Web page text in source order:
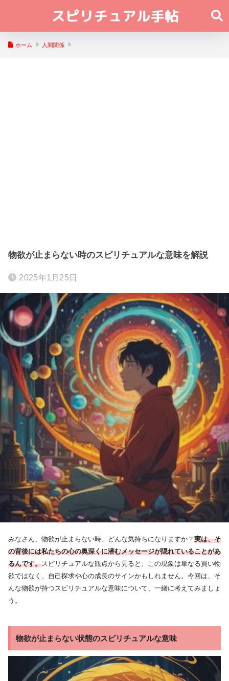
ホーム 人間関係
物欲が止まらない時のスピリチュアルな意味を解説
2025年1月25日
みなさん、物欲が止まらない時、どんな気持ちになりますか？ 実は、そ
の背後には私たちの心の奥深くに潜むメッセージが隠れていることがあ
るんです。スピリチュアルな観点から見ると、この現象は単なる買い物
欲ではなく、自己探求や心の成長のサインかもしれません。今回は、そ
んな物欲が持つスピリチュアルな意味について、一緒に考えてみましょ
う。
物欲が止まらない状態のスピリチュアルな意味